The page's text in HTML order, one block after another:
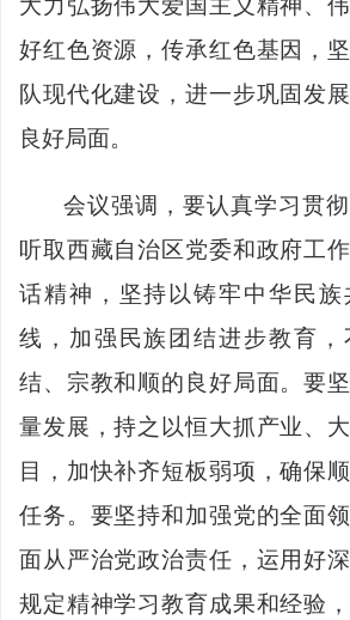
大力弘扬伟大爱国主义精神、
好红色资源，传承红色基因，
队现代化建设，进一步巩固发
良好局面。
会议强调，要认真学习贯
听取西藏自治区党委和政府工
话精神，坚持以铸牢中华民族
线，加强民族团结进步教育，
结、宗教和顺的良好局面。要
量发展，持之以恒大抓产业、
目，加快补齐短板弱项，确保
任务。要坚持和加强党的全面
面从严治党政治责任，运用好
规定精神学习教育成果和经验